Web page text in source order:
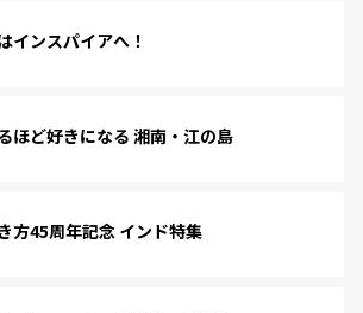
インスパイアへ！
ほど好きになる 湘南・江の島
方45周年記念 インド特集